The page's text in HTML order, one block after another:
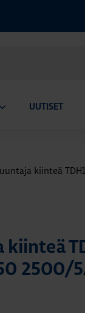
UUTISET
kiinteä
2500/